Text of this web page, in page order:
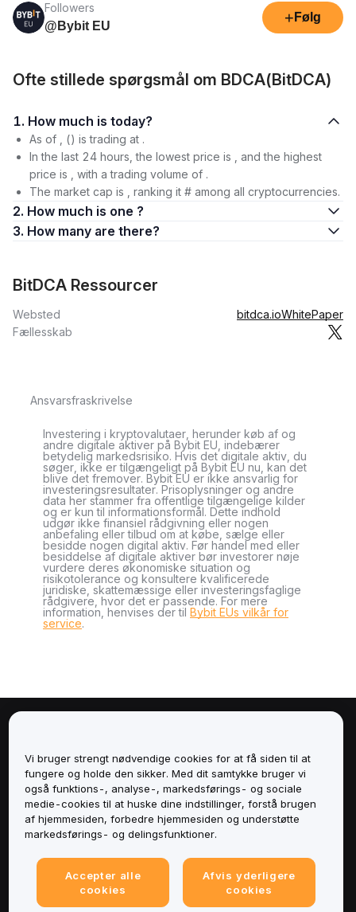
Followers
@Bybit EU
+ Følg
Ofte stillede spørgsmål om BDCA(BitDCA)
1. How much is today?
As of , () is trading at .
In the last 24 hours, the lowest price is , and the highest
price is , with a trading volume of .
The market cap is , ranking it # among all cryptocurrencies.
2. How much is one ?
3. How many are there?
BitDCA Ressourcer
Websted bitdca.ioWhitePaper
Fællesskab
Ansvarsfraskrivelse
Investering i kryptovalutaer, herunder køb af og
andre digitale aktiver på Bybit EU, indebærer
betydelig markedsrisiko. Hvis det digitale aktiv, du
søger, ikke er tilgængeligt på Bybit EU nu, kan det
blive det fremover. Bybit EU er ikke ansvarlig for
investeringsresultater. Prisoplysninger og andre
data her stammer fra offentlige tilgængelige kilder
og er kun til informationsformål. Dette indhold
udgør ikke finansiel rådgivning eller nogen
anbefaling eller tilbud om at købe, sælge eller
besidde nogen digital aktiv. Før handel med eller
besiddelse af digitale aktiver bør investorer nøje
vurdere deres økonomiske situation og
risikotolerance og konsultere kvalificerede
juridiske, skattemæssige eller investeringsfaglige
rådgivere, hvor det er passende. For mere
information, henvises der til Bybit EUs vilkår for
service.
Tjenester
Support
Vi bruger strengt nødvendige cookies for at få siden til at
fungere og holde den sikker. Med dit samtykke bruger vi
også funktions-, analyse-, markedsførings- og sociale
medie-cookies til at huske dine indstillinger, forstå brugen
af hjemmesiden, forbedre hjemmesiden og understøtte
markedsførings- og delingsfunktioner.
Accepter alle
cookies
Afvis yderligere
cookies